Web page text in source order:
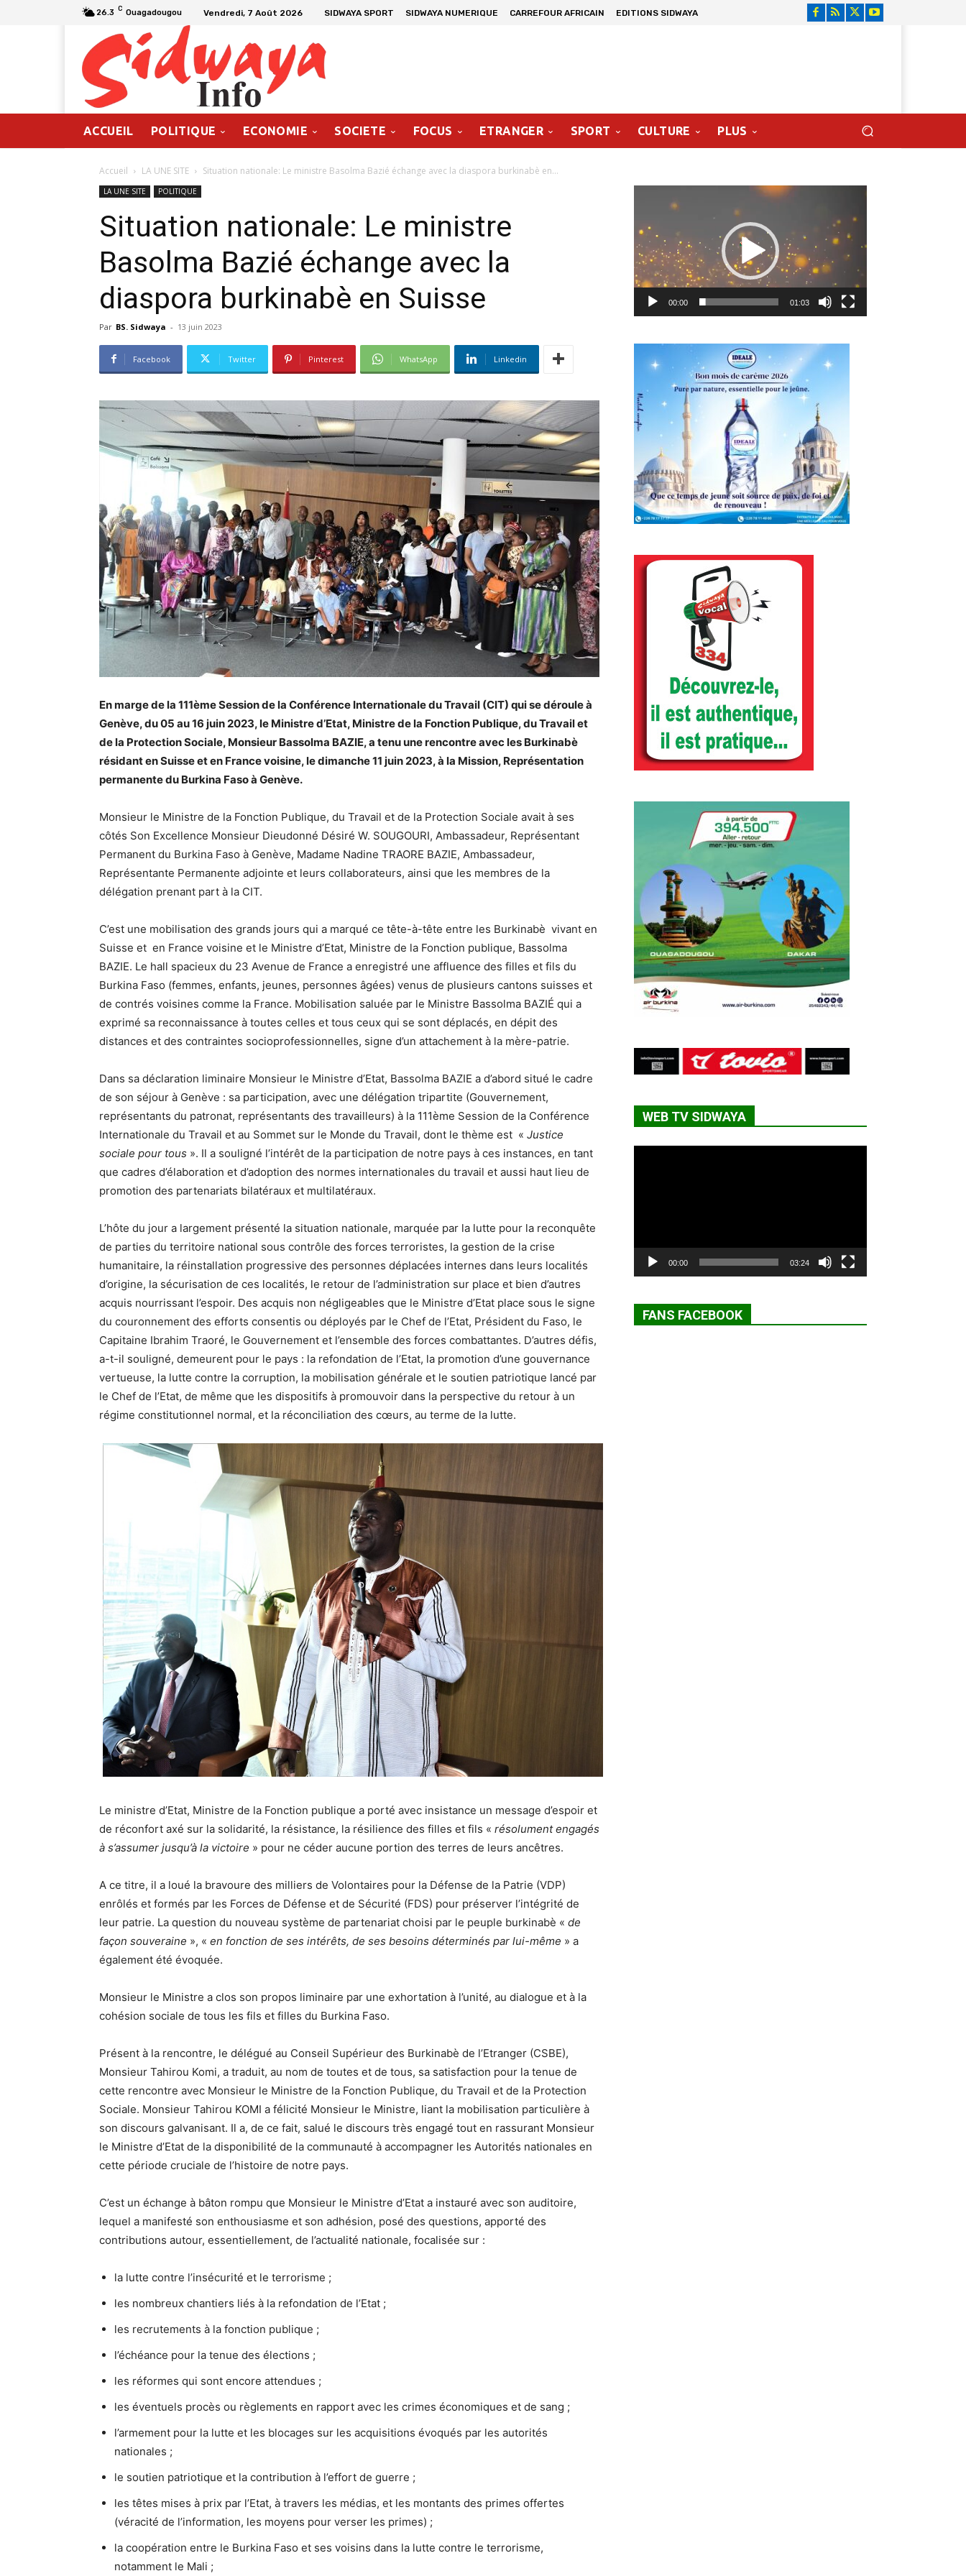
26.3 C Ouagadougou Vendredi, 7 Août 2026 SIDWAYA SPORT SIDWAYA NUMERIQUE CARREFOUR AFRICAIN EDITIONS SIDWAYA
ACCUEIL POLITIQUE ECONOMIE SOCIETE FOCUS ETRANGER SPORT CULTURE PLUS
Accueil LA UNE SITE Situation nationale: Le ministre Basolma Bazié échange avec la diaspora burkinabè en...
LA UNE SITE POLITIQUE
Situation nationale: Le ministre
Basolma Bazié échange avec la
diaspora burkinabè en Suisse
Par BS. Sidwaya - 13 juin 2023
Facebook Twitter Pinterest WhatsApp Linkedin
En marge de la 111ème Session de la Conférence Internationale du Travail (CIT) qui se déroule à
Genève, du 05 au 16 juin 2023,le Ministre d’Etat, Ministre de la Fonction Publique, du Travail et
de la Protection Sociale, Monsieur Bassolma BAZIE, a tenu une rencontre avec les Burkinabè
résidant en Suisse et en France voisine, le dimanche 11 juin 2023, à la Mission, Représentation
permanente du Burkina Faso à Genève.
Monsieur le Ministre de la Fonction Publique, du Travail et de la Protection Sociale avait à ses
côtés Son Excellence Monsieur Dieudonné Désiré W. SOUGOURI, Ambassadeur, Représentant
Permanent du Burkina Faso à Genève, Madame Nadine TRAORE BAZIE, Ambassadeur,
Représentante Permanente adjointe et leurs collaborateurs, ainsi que les membres de la
délégation prenant part à la CIT.
C’est une mobilisation des grands jours qui a marqué ce tête-à-tête entre les Burkinabè vivant en
Suisse et en France voisine et le Ministre d’Etat, Ministre de la Fonction publique, Bassolma
BAZIE. Le hall spacieux du 23 Avenue de France a enregistré une affluence des filles et fils du
Burkina Faso (femmes, enfants, jeunes, personnes âgées) venus de plusieurs cantons suisses et
de contrés voisines comme la France. Mobilisation saluée par le Ministre Bassolma BAZIÉ qui a
exprimé sa reconnaissance à toutes celles et tous ceux qui se sont déplacés, en dépit des
distances et des contraintes socioprofessionnelles, signe d’un attachement à la mère-patrie.
Dans sa déclaration liminaire Monsieur le Ministre d’Etat, Bassolma BAZIE a d’abord situé le cadre
de son séjour à Genève : sa participation, avec une délégation tripartite (Gouvernement,
représentants du patronat, représentants des travailleurs) à la 111ème Session de la Conférence
Internationale du Travail et au Sommet sur le Monde du Travail, dont le thème est « Justice
sociale pour tous ». Il a souligné l’intérêt de la participation de notre pays à ces instances, en tant
que cadres d’élaboration et d’adoption des normes internationales du travail et aussi haut lieu de
promotion des partenariats bilatéraux et multilatéraux.
L’hôte du jour a largement présenté la situation nationale, marquée par la lutte pour la reconquête
de parties du territoire national sous contrôle des forces terroristes, la gestion de la crise
humanitaire, la réinstallation progressive des personnes déplacées internes dans leurs localités
d’origine, la sécurisation de ces localités, le retour de l’administration sur place et bien d’autres
acquis nourrissant l’espoir. Des acquis non négligeables que le Ministre d’Etat place sous le signe
du couronnement des efforts consentis ou déployés par le Chef de l’Etat, Président du Faso, le
Capitaine Ibrahim Traoré, le Gouvernement et l’ensemble des forces combattantes. D’autres défis,
a-t-il souligné, demeurent pour le pays : la refondation de l’Etat, la promotion d’une gouvernance
vertueuse, la lutte contre la corruption, la mobilisation générale et le soutien patriotique lancé par
le Chef de l’Etat, de même que les dispositifs à promouvoir dans la perspective du retour à un
régime constitutionnel normal, et la réconciliation des cœurs, au terme de la lutte.
Le ministre d’Etat, Ministre de la Fonction publique a porté avec insistance un message d’espoir et
de réconfort axé sur la solidarité, la résistance, la résilience des filles et fils « résolument engagés
à s’assumer jusqu’à la victoire » pour ne céder aucune portion des terres de leurs ancêtres.
A ce titre, il a loué la bravoure des milliers de Volontaires pour la Défense de la Patrie (VDP)
enrôlés et formés par les Forces de Défense et de Sécurité (FDS) pour préserver l’intégrité de
leur patrie. La question du nouveau système de partenariat choisi par le peuple burkinabè « de
façon souveraine », « en fonction de ses intérêts, de ses besoins déterminés par lui-même » a
également été évoquée.
Monsieur le Ministre a clos son propos liminaire par une exhortation à l’unité, au dialogue et à la
cohésion sociale de tous les fils et filles du Burkina Faso.
Présent à la rencontre, le délégué au Conseil Supérieur des Burkinabè de l’Etranger (CSBE),
Monsieur Tahirou Komi, a traduit, au nom de toutes et de tous, sa satisfaction pour la tenue de
cette rencontre avec Monsieur le Ministre de la Fonction Publique, du Travail et de la Protection
Sociale. Monsieur Tahirou KOMI a félicité Monsieur le Ministre, liant la mobilisation particulière à
son discours galvanisant. Il a, de ce fait, salué le discours très engagé tout en rassurant Monsieur
le Ministre d’Etat de la disponibilité de la communauté à accompagner les Autorités nationales en
cette période cruciale de l’histoire de notre pays.
C’est un échange à bâton rompu que Monsieur le Ministre d’Etat a instauré avec son auditoire,
lequel a manifesté son enthousiasme et son adhésion, posé des questions, apporté des
contributions autour, essentiellement, de l’actualité nationale, focalisée sur :
la lutte contre l’insécurité et le terrorisme ;
les nombreux chantiers liés à la refondation de l’Etat ;
les recrutements à la fonction publique ;
l’échéance pour la tenue des élections ;
les réformes qui sont encore attendues ;
les éventuels procès ou règlements en rapport avec les crimes économiques et de sang ;
l’armement pour la lutte et les blocages sur les acquisitions évoqués par les autorités
nationales ;
le soutien patriotique et la contribution à l’effort de guerre ;
les têtes mises à prix par l’Etat, à travers les médias, et les montants des primes offertes
(véracité de l’information, les moyens pour verser les primes) ;
la coopération entre le Burkina Faso et ses voisins dans la lutte contre le terrorisme,
notamment le Mali ;
00:00 01:03
WEB TV SIDWAYA
00:00 03:24
FANS FACEBOOK